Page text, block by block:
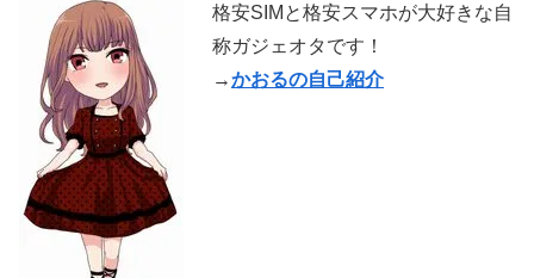
格安SIMと格安スマホが大好きな自
称ガジェオタです！
→かおるの自己紹介